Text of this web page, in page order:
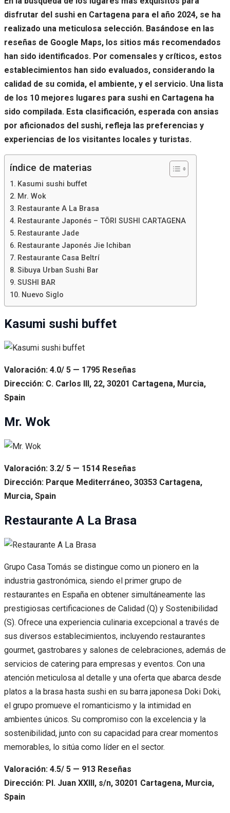
disfrutar del sushi en Cartagena para el año 2024, se ha
realizado una meticulosa selección. Basándose en las
reseñas de Google Maps, los sitios más recomendados
han sido identificados. Por comensales y críticos, estos
establecimientos han sido evaluados, considerando la
calidad de su comida, el ambiente, y el servicio. Una lista
de los 10 mejores lugares para sushi en Cartagena ha
sido compilada. Esta clasificación, esperada con ansias
por aficionados del sushi, refleja las preferencias y
experiencias de los visitantes locales y turistas.
índice de materias
Kasumi sushi buffet
Mr. Wok
Restaurante A La Brasa
Restaurante Japonés – TŌRI SUSHI CARTAGENA
Restaurante Jade
Restaurante Japonés Jie Ichiban
Restaurante Casa Beltrí
Sibuya Urban Sushi Bar
SUSHI BAR
Nuevo Siglo
Kasumi sushi buffet
Valoración: 4.0/ 5 — 1795 Reseñas
Dirección: C. Carlos III, 22, 30201 Cartagena, Murcia,
Spain
Mr. Wok
Valoración: 3.2/ 5 — 1514 Reseñas
Dirección: Parque Mediterráneo, 30353 Cartagena,
Murcia, Spain
Restaurante A La Brasa
Grupo Casa Tomás se distingue como un pionero en la
industria gastronómica, siendo el primer grupo de
restaurantes en España en obtener simultáneamente las
prestigiosas certificaciones de Calidad (Q) y Sostenibilidad
(S). Ofrece una experiencia culinaria excepcional a través de
sus diversos establecimientos, incluyendo restaurantes
gourmet, gastrobares y salones de celebraciones, además de
servicios de catering para empresas y eventos. Con una
atención meticulosa al detalle y una oferta que abarca desde
platos a la brasa hasta sushi en su barra japonesa Doki Doki,
el grupo promueve el romanticismo y la intimidad en
ambientes únicos. Su compromiso con la excelencia y la
sostenibilidad, junto con su capacidad para crear momentos
memorables, lo sitúa como líder en el sector.
Valoración: 4.5/ 5 — 913 Reseñas
Dirección: Pl. Juan XXIII, s/n, 30201 Cartagena, Murcia,
Spain